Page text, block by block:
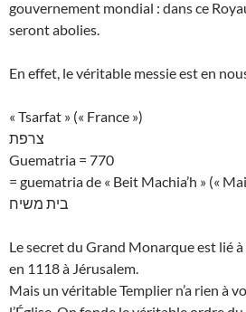
gouvernement mondial : dans ce
seront abolies.
En effet, le véritable messie est en nous
« Tsarfat » (« France »)
צרפת
Guematria = 770
= guematria de « Beit Machia’h » («
בית משיח
Le secret du Grand Monarque est lié
en 1118 à Jérusalem.
Mais un véritable Templier n’a rien à